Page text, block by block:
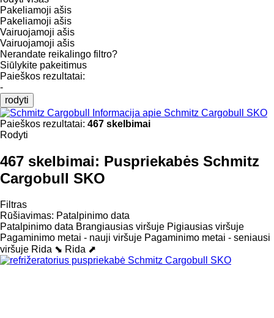
Pakeliamoji ašis
Pakeliamoji ašis
Vairuojamoji ašis
Vairuojamoji ašis
Nerandate reikalingo filtro?
Siūlykite pakeitimus
Paieškos rezultatai:
-
rodyti
Informacija apie Schmitz Cargobull SKO
Paieškos rezultatai: 467 skelbimai
Rodyti
467 skelbimai: Puspriekabės Schmitz
Cargobull SKO
Filtras
Rūšiavimas: Patalpinimo data
Patalpinimo data Brangiausias viršuje Pigiausias viršuje
Pagaminimo metai - nauji viršuje Pagaminimo metai - seniausi
viršuje Rida ⬊ Rida ⬈